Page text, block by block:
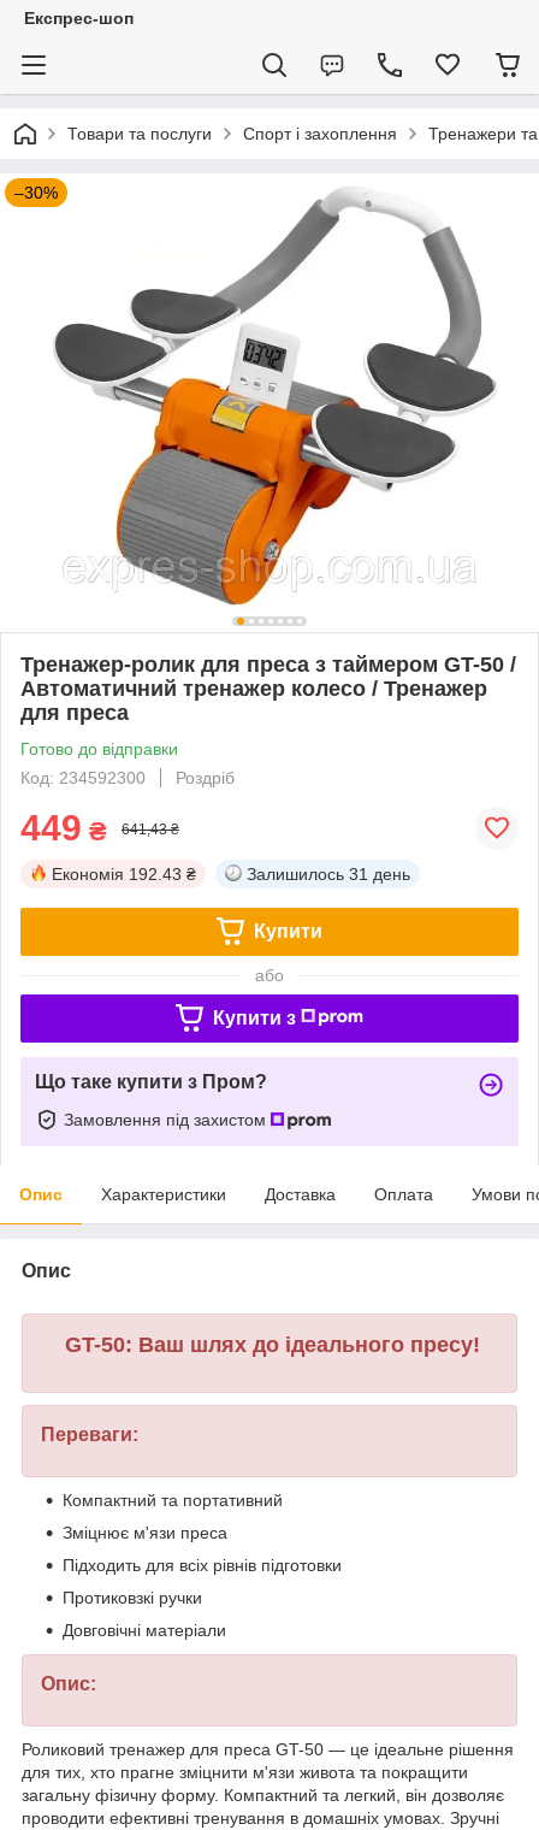
Експрес-шоп
Товари та послуги Спорт і захоплення Тренажери
–30%
Тренажер-ролик для преса з таймером GT-50 /
Автоматичний тренажер колесо / Тренажер
для преса
Готово до відправки
Код: 234592300
Роздріб
449 ₴ 641,43 ₴
Економія 192.43 ₴ Залишилось 31 день
Купити
або
Купити з
Що таке купити з Пром?
Замовлення під захистом
Опис Характеристики Доставка Оплата Умови
Опис
GT-50: Ваш шлях до ідеального пресу!
Переваги:
Компактний та портативний
Зміцнює м'язи преса
Підходить для всіх рівнів підготовки
Протиковзкі ручки
Довговічні матеріали
Опис:
Роликовий тренажер для преса GT-50 — це ідеальне рішення
для тих, хто прагне зміцнити м'язи живота та покращити
загальну фізичну форму. Компактний та легкий, він дозволяє
проводити ефективні тренування в домашніх умовах. Зручні